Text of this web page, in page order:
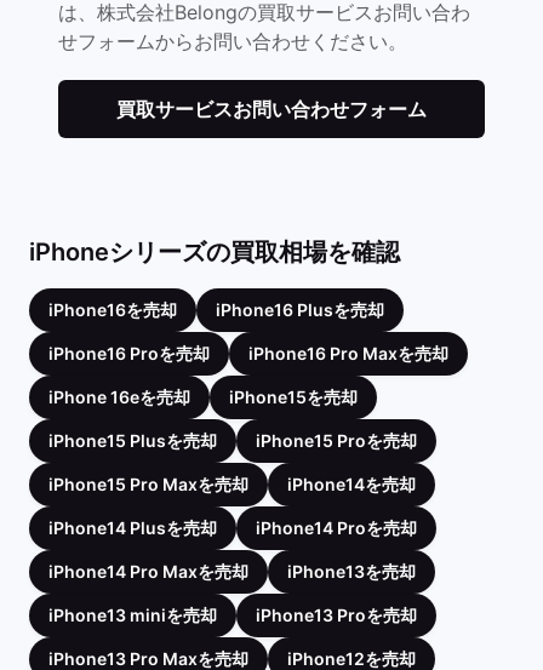
は、株式会社Belongの買取サービスお問い合わ
せフォームからお問い合わせください。
買取サービスお問い合わせフォーム
iPhoneシリーズの買取相場を確認
iPhone16を売却 iPhone16 Plusを売却
iPhone16 Proを売却 iPhone16 Pro Maxを売却
iPhone 16eを売却 iPhone15を売却
iPhone15 Plusを売却 iPhone15 Proを売却
iPhone15 Pro Maxを売却 iPhone14を売却
iPhone14 Plusを売却 iPhone14 Proを売却
iPhone14 Pro Maxを売却 iPhone13を売却
iPhone13 miniを売却 iPhone13 Proを売却
iPhone13 Pro Maxを売却 iPhone12を売却